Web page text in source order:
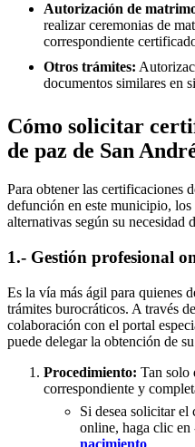
Autorización de
realizar ceremonias de
correspondiente
Otros trámites:
documentos similares en
Cómo solicitar
de paz de San
Para obtener las certificaciones
defunción en este municipio,
alternativas según su necesidad
1.- Gestión profesional
Es la vía más ágil para quienes
trámites burocráticos. A través de
colaboración con el portal
puede delegar la obtención de
Procedimiento: Tan solo
correspondiente y
Si desea solicitar el
online, haga clic en
nacimiento